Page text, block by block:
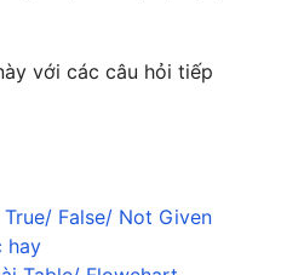
với các câu hỏi tiếp
False/ Not Given
hay